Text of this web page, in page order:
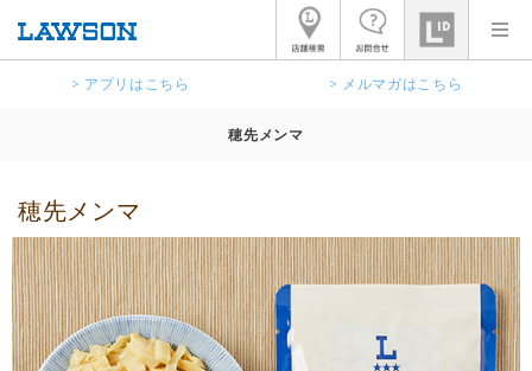
> アプリはこちら > メルマガはこちら
穂先メンマ
穂先メンマ